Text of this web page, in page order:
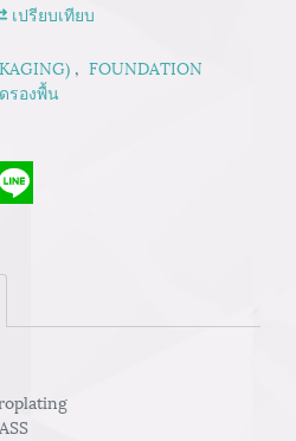
เปรียบเทียบ
, FOUNDATION
รองพื้น